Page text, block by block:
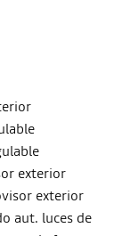
exterior
exterior
aut. luces de